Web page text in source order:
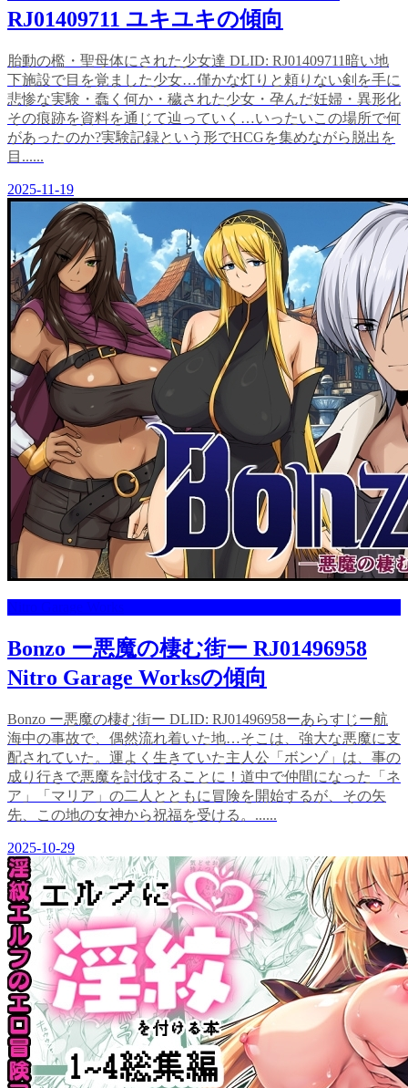
RJ01409711 ユキユキの傾向
胎動の檻・聖母体にされた少女達 DLID: RJ01409711暗い地
下施設で目を覚ました少女…僅かな灯りと頼りない剣を手に
悲惨な実験・蠢く何か・穢された少女・孕んだ妊婦・異形化
その痕跡を資料を通じて辿っていく…いったいこの場所で何
があったのか?実験記録という形でHCGを集めながら脱出を
目......
2025-11-19
Bonzo ー悪魔の棲む街ー RJ01496958
Nitro Garage Worksの傾向
Bonzo ー悪魔の棲む街ー DLID: RJ01496958ーあらすじー航
海中の事故で、偶然流れ着いた地…そこは、強大な悪魔に支
配されていた。運よく生きていた主人公「ボンゾ」は、事の
成り行きで悪魔を討伐することに！道中で仲間になった「ネ
ア」「マリア」の二人とともに冒険を開始するが、その矢
先、この地の女神から祝福を受ける。......
2025-10-29